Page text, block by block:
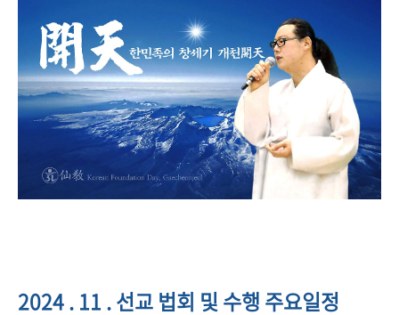
2024 . 11 . 선교 법회 및 수행 주요일정